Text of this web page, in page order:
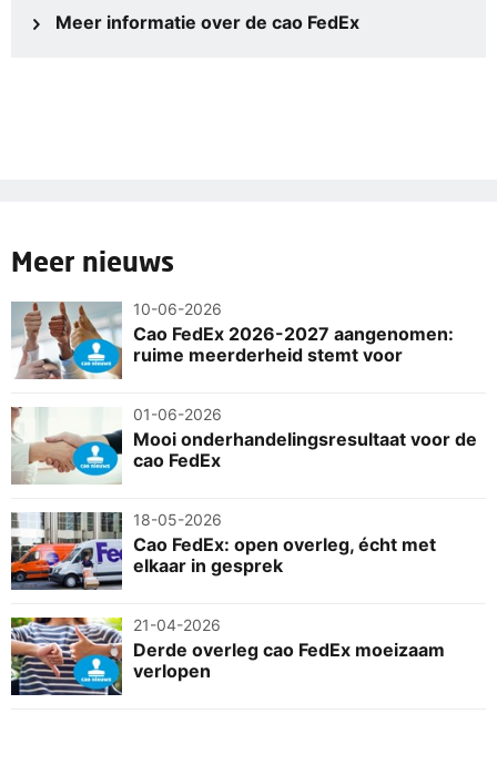
Meer informatie over de cao FedEx
Meer nieuws
10-06-2026
Cao FedEx 2026-2027 aangenomen:
ruime meerderheid stemt voor
01-06-2026
Mooi onderhandelingsresultaat voor de
cao FedEx
18-05-2026
Cao FedEx: open overleg, écht met
elkaar in gesprek
21-04-2026
Derde overleg cao FedEx moeizaam
verlopen